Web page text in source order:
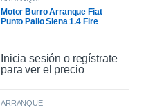
Motor Burro Arranque Fiat
Punto Palio Siena 1.4 Fire
Inicia sesión o regístrate
para ver el precio
ARRANQUE